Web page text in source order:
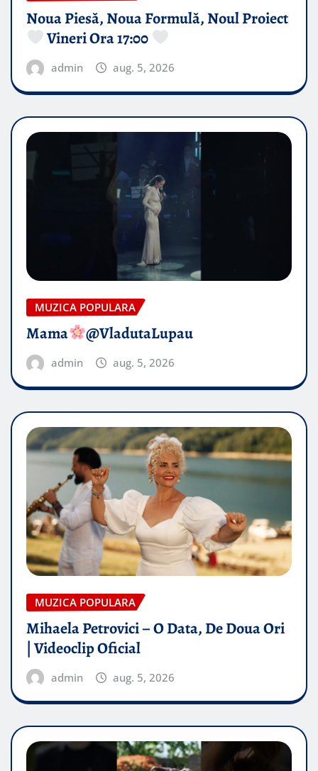
Noua Piesă, Noua Formulă, Noul Proiect
Vineri Ora 17:00
admin aug. 5, 2026
MUZICA POPULARA
Mama @VladutaLupau
admin aug. 5, 2026
MUZICA POPULARA
Mihaela Petrovici – O Data, De Doua Ori
| Videoclip Oficial
admin aug. 5, 2026